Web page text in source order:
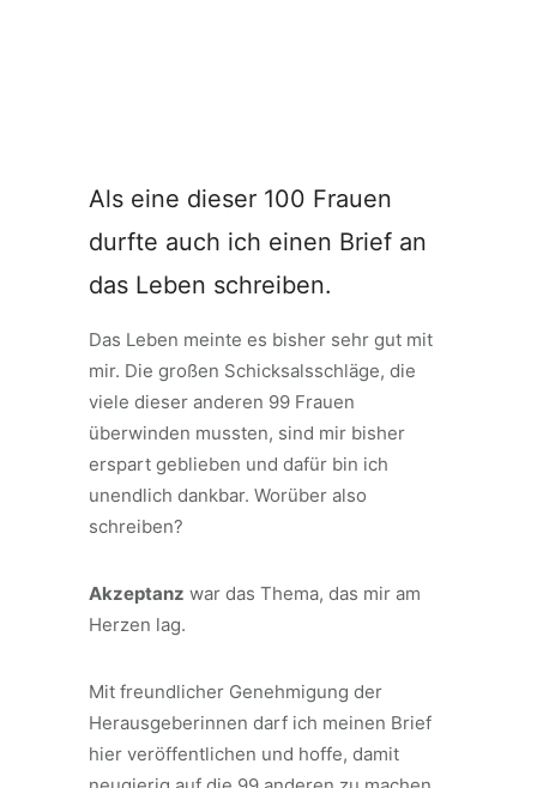
Als eine dieser 100 Frauen
durfte auch ich einen Brief an
das Leben schreiben.
Das Leben meinte es bisher sehr gut mit
mir. Die großen Schicksalsschläge, die
viele dieser anderen 99 Frauen
überwinden mussten, sind mir bisher
erspart geblieben und dafür bin ich
unendlich dankbar. Worüber also
schreiben?
Akzeptanz war das Thema, das mir am
Herzen lag.
Mit freundlicher Genehmigung der
Herausgeberinnen darf ich meinen Brief
hier veröffentlichen und hoffe, damit